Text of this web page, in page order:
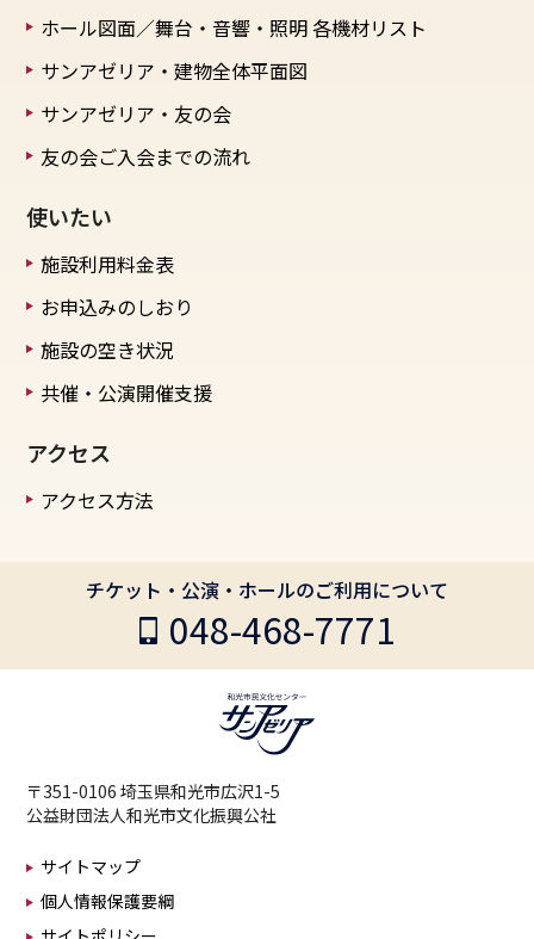
ホール図面／舞台・音響・照明各機材リスト
サンアゼリア・建物全体平面図
サンアゼリア・友の会
友の会ご入会までの流れ
使いたい
施設利用料金表
お申込みのしおり
施設の空き状況
共催・公演開催支援
アクセス
アクセス方法
チケット・公演・ホールのご利用について
048-468-7771
〒351-0106 埼玉県和光市広沢1-5
公益財団法人和光市文化振興公社
サイトマップ
個人情報保護要綱